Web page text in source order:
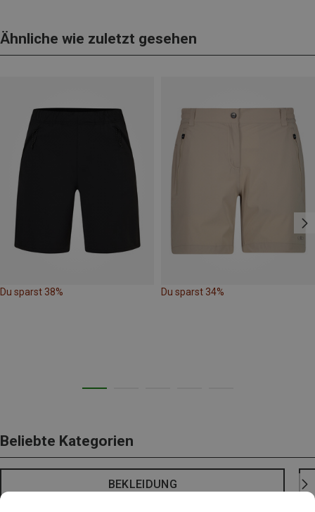
Ähnliche wie zuletzt gesehen
Du sparst 38% Du sparst 34%
Beliebte Kategorien
BEKLEIDUNG